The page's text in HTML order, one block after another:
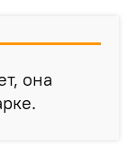
она